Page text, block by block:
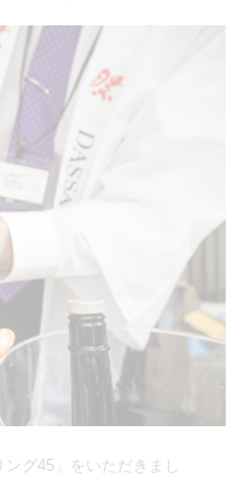
グ45」をいただきまし